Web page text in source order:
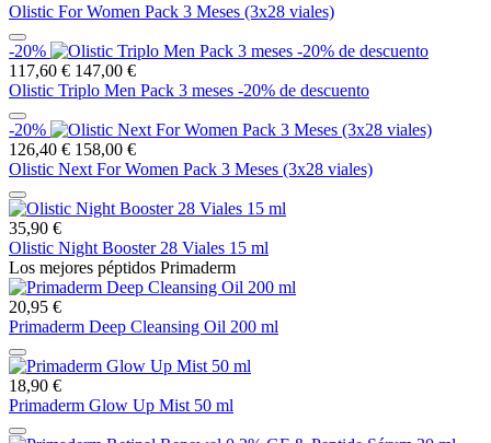
Olistic For Women Pack 3 Meses (3x28 viales)
-20%
117,60 € 147,00 €
Olistic Triplo Men Pack 3 meses -20% de descuento
-20%
126,40 € 158,00 €
Olistic Next For Women Pack 3 Meses (3x28 viales)
35,90 €
Olistic Night Booster 28 Viales 15 ml
Los mejores péptidos Primaderm
20,95 €
Primaderm Deep Cleansing Oil 200 ml
18,90 €
Primaderm Glow Up Mist 50 ml